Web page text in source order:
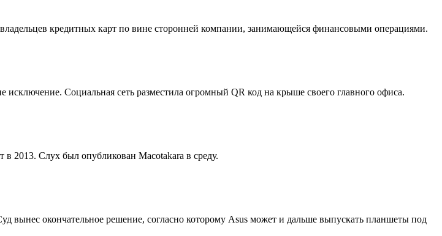
кредитных карт по вине сторонней компании, занимающейся финансовыми операциями.
Социальная сеть разместила огромный QR код на крыше своего главного офиса.
2013. Слух был опубликован Macotakara в среду.
вынес окончательное решение, согласно которому Asus может и дальше выпускать планшеты под